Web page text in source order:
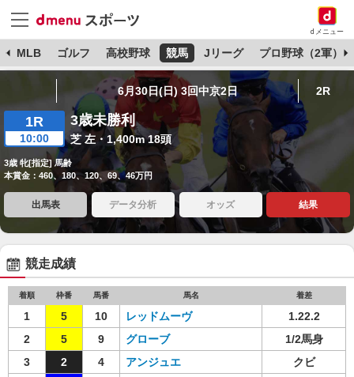
dメニュー
MLB ゴルフ 高校野球 競馬 Jリーグ プロ野球（2軍）
6月30日(日) 3回中京2日 2R
1R
10:00
3歳未勝利
芝 左・1,400m 18頭
3歳 牝[指定] 馬齢
本賞金：460、180、120、69、46万円
出馬表 データ分析 オッズ 結果
競走成績
着順 枠番 馬番 馬名 着差
1 5 10 レッドムーヴ
1.22.2
2
5 9 グローブ
1/2馬身
3
2 4 アンジュエ
クビ